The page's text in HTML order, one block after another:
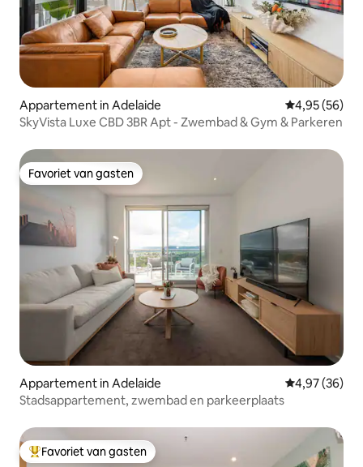
Appartement in Adelaide Gemiddelde
4,95 (56)
SkyVista Luxe CBD 3BR Apt - Zwembad & Gym & Parkeren
Favoriet van gasten
Favoriet van gasten
Appartement in Adelaide Gemiddelde
4,97 (36)
Stadsappartement, zwembad en parkeerplaats
Topfavoriet van gasten
Favoriet van gasten